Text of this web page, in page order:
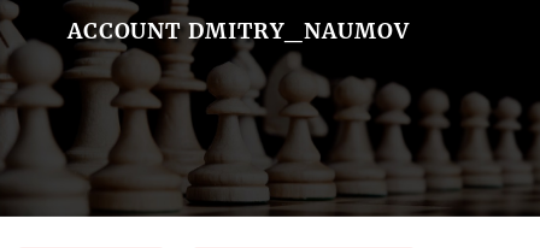
ACCOUNT DMITRY_NAUMOV